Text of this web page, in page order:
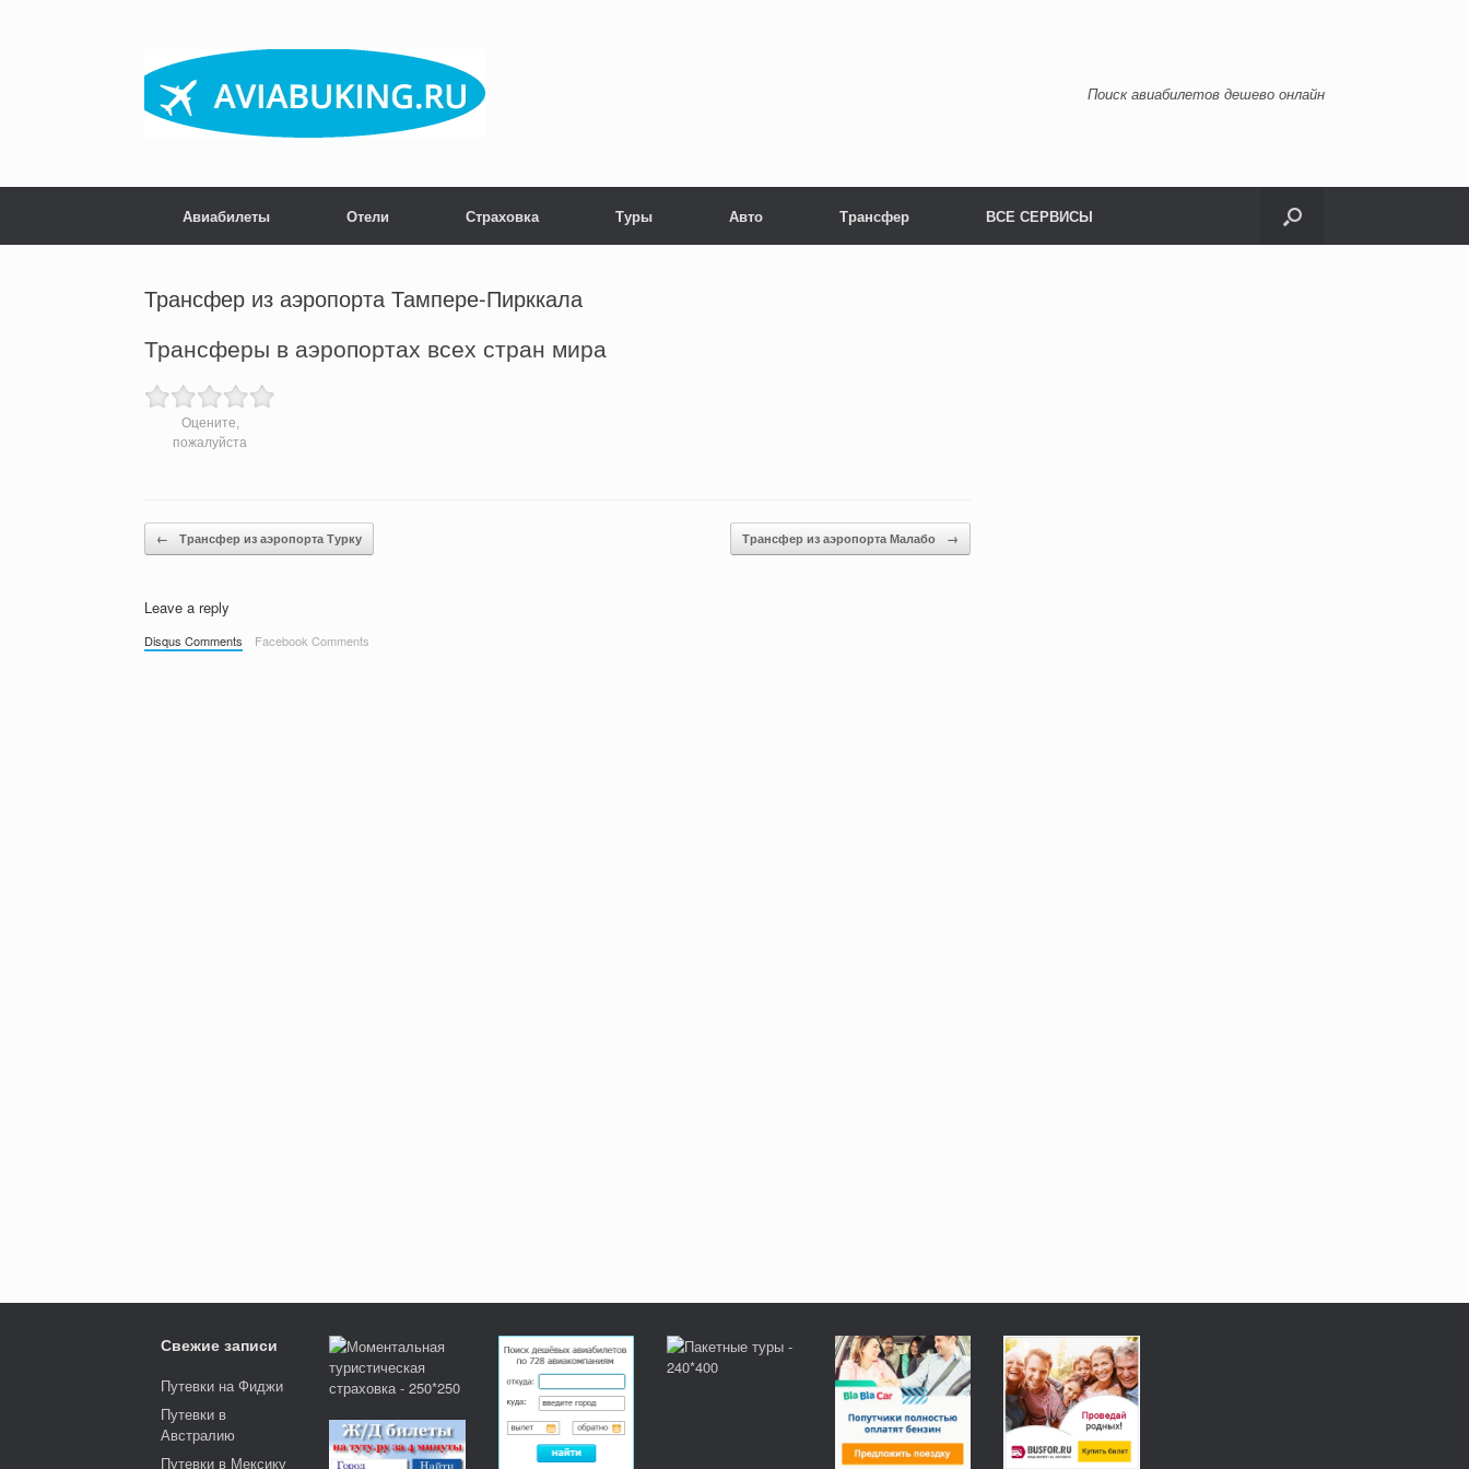
Поиск авиабилетов дешево онлайн
Авиабилеты Отели Страховка Туры Авто Трансфер ВСЕ СЕРВИСЫ
Трансфер из аэропорта Тампере-Пирккала
Трансферы в аэропортах всех стран мира
Оцените,
пожалуйста
Post navigation
← Трансфер из аэропорта Турку Трансфер из аэропорта Малабо →
Leave a reply
Disqus Comments Facebook Comments
Свежие записи
Путевки на Фиджи
Путевки в
Австралию
Путевки в Мексику